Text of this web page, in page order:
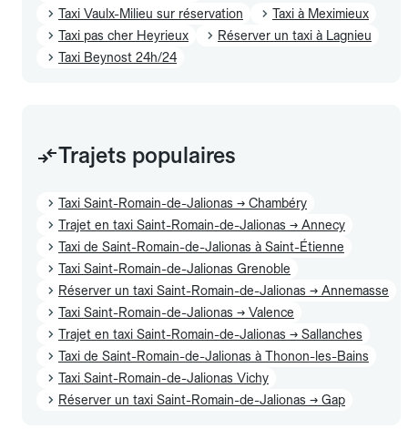
Taxi Vaulx-Milieu sur réservation
Taxi à Meximieux
Taxi pas cher Heyrieux
Réserver un taxi à Lagnieu
Taxi Beynost 24h/24
Trajets populaires
Taxi Saint-Romain-de-Jalionas → Chambéry
Trajet en taxi Saint-Romain-de-Jalionas → Annecy
Taxi de Saint-Romain-de-Jalionas à Saint-Étienne
Taxi Saint-Romain-de-Jalionas Grenoble
Réserver un taxi Saint-Romain-de-Jalionas → Annemasse
Taxi Saint-Romain-de-Jalionas → Valence
Trajet en taxi Saint-Romain-de-Jalionas → Sallanches
Taxi de Saint-Romain-de-Jalionas à Thonon-les-Bains
Taxi Saint-Romain-de-Jalionas Vichy
Réserver un taxi Saint-Romain-de-Jalionas → Gap